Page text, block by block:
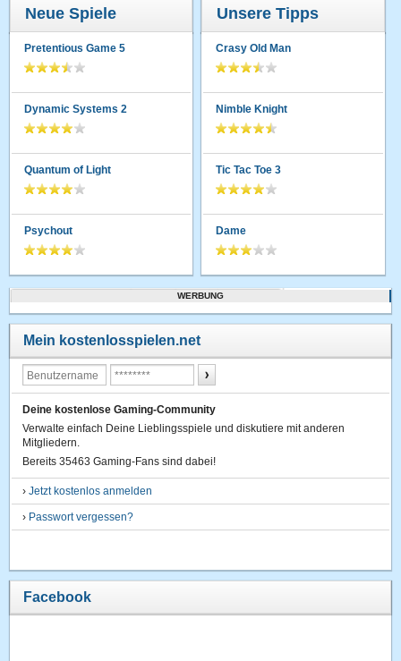
Neue Spiele
Pretentious Game 5
Dynamic Systems 2
Quantum of Light
Psychout
Unsere Tipps
Crasy Old Man
Nimble Knight
Tic Tac Toe 3
Dame
WERBUNG
Mein kostenlosspielen.net
Deine kostenlose Gaming-Community
Verwalte einfach Deine Lieblingsspiele und diskutiere mit anderen
Mitgliedern.
Bereits 35463 Gaming-Fans sind dabei!
›Jetzt kostenlos anmelden
› Passwort vergessen?
Facebook